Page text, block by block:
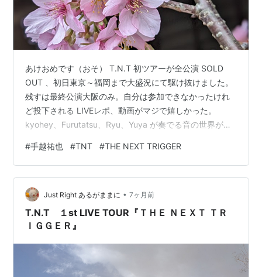
あけおめです（おそ） T.N.T 初ツアーが全公演 SOLD
OUT 、初日東京～福岡まで大盛況にて駆け抜けました。
残すは最終公演大阪のみ。自分は参加できなかったけれ
ど投下される LIVEレポ、動画がマジで嬉しかった。
kyohey、Furutatsu、Ryu、Yuya が奏でる音の世界が好
曲を凄い速さでレコしてるらしいから期待が高まりま
す。 この出逢いは奇跡 手越くんの個性って、際立ってい
るし、唯一無二だし、どうしても目立ってしまう。周り
が霞んでしまう。なのに、kyohey 、 Furutatsu 、 Ryu
は負けてないんですよ。もちろん3人…
#手越祐也 #TNT #THE NEXT TRIGGER
Just Right あるがままに • 7ヶ月前
T.N.T １st LIVE TOUR『ＴＨＥ ＮＥＸＴ ＴＲ
ＩＧＧＥＲ』